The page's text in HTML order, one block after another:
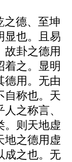
之德、至坤
显也。且易
故卦之德用
着之。显明
德用。无由
自称也。天
之称言、
。则天地虚
地之德用虚
成之也。无